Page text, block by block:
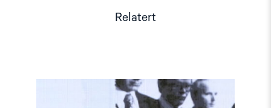
Relatert
Read
article
"Møt